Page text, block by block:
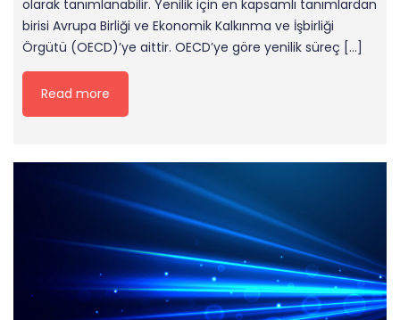
olarak tanımlanabilir. Yenilik için en kapsamlı tanımlardan
birisi Avrupa Birliği ve Ekonomik Kalkınma ve İşbirliği
Örgütü (OECD)’ye aittir. OECD’ye göre yenilik süreç […]
Read more